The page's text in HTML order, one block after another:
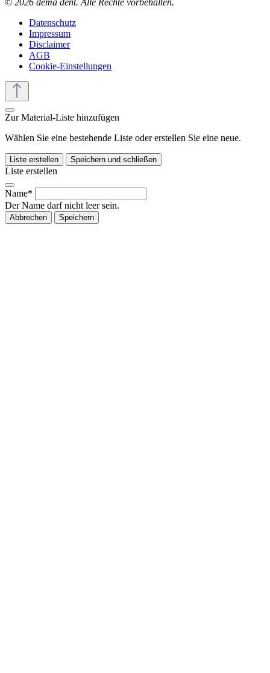
Datenschutz
Impressum
Disclaimer
AGB
Cookie-Einstellungen
Zur Material-Liste hinzufügen
Wählen Sie eine bestehende Liste oder erstellen Sie eine neue.
Liste erstellen Speichern und schließen
Liste erstellen
Name*
Der Name darf nicht leer sein.
Abbrechen Speichern